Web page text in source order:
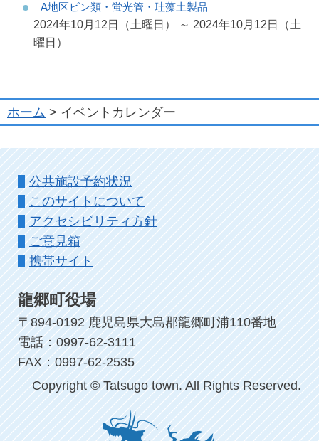
A地区ビン類・蛍光管・珪藻土製品
2024年10月12日（土曜日） ～ 2024年10月12日（土
曜日）
ホーム > イベントカレンダー
公共施設予約状況
このサイトについて
アクセシビリティ方針
ご意見箱
携帯サイト
龍郷町役場
〒894-0192 鹿児島県大島郡龍郷町浦110番地
電話：0997-62-3111
FAX：0997-62-2535
Copyright © Tatsugo town. All Rights Reserved.